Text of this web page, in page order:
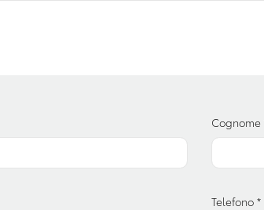
Personalizzazioni linea e stile
Sedili anteriori regolabili
Cognome
Telefono *